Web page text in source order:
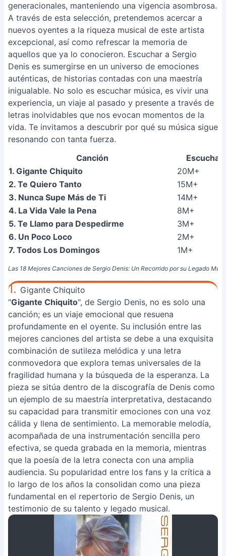
generacionales, manteniendo una vigencia asombrosa.
A través de esta selección, pretendemos acercar a
nuevos oyentes a la riqueza musical de este artista
excepcional, así como refrescar la memoria de
aquellos que ya lo conocieron. Escuchar a Sergio
Denis es sumergirse en un universo de emociones
auténticas, de historias contadas con una maestría
inigualable. No solo es escuchar música, es vivir una
experiencia, un viaje al pasado y presente a través de
letras inolvidables que nos evocan momentos de la
vida. Te invitamos a descubrir por qué su música sigue
resonando con tanta fuerza.
Las 18 Mejores Canciones de Sergio Denis: Un Recorrido por su Legado
Canción
Escuchas
1. Gigante Chiquito
20M+
2. Te Quiero Tanto
15M+
3. Nunca Supe Más de Ti
14M+
4. La Vida Vale la Pena
8M+
5. Te Llamo para Despedirme
3M+
6. Un Poco Loco
2M+
7. Todos Los Domingos
1M+
1. Gigante Chiquito
"Gigante Chiquito", de Sergio Denis, no es solo una
canción; es un viaje emocional que resuena
profundamente en el oyente. Su inclusión entre las
mejores canciones del artista se debe a una exquisita
combinación de sutileza melódica y una letra
conmovedora que explora temas universales de la
fragilidad humana y la búsqueda de la esperanza. La
pieza se sitúa dentro de la discografía de Denis como
un ejemplo de su maestría interpretativa, destacando
su capacidad para transmitir emociones con una voz
cálida y llena de sentimiento. La memorable melodía,
acompañada de una instrumentación sencilla pero
efectiva, se queda grabada en la memoria, mientras
que la poesía de la letra conecta con una amplia
audiencia. Su popularidad entre los fans y la crítica a
lo largo de los años la consolidan como una pieza
fundamental en el repertorio de Sergio Denis, un
testimonio de su talento y legado musical.